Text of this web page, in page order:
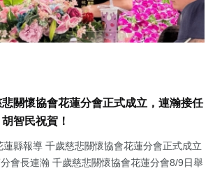
關懷協會花蓮分會正式成立，連瀚接任
智民祝賀！
縣報導 千歲慈悲關懷協會花蓮分會正式成立
會長連瀚 千歲慈悲關懷協會花蓮分會8/9日舉